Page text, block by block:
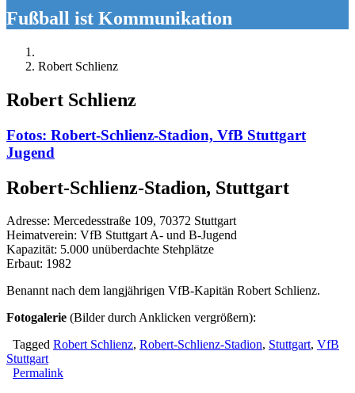
Fußball ist Kommunikation
Robert Schlienz
Robert Schlienz
Fotos: Robert-Schlienz-Stadion, VfB Stuttgart
Jugend
Robert-Schlienz-Stadion, Stuttgart
Adresse: Mercedesstraße 109, 70372 Stuttgart
Heimatverein: VfB Stuttgart A- und B-Jugend
Kapazität: 5.000 unüberdachte Stehplätze
Erbaut: 1982
Benannt nach dem langjährigen VfB-Kapitän Robert Schlienz.
Fotogalerie (Bilder durch Anklicken vergrößern):
Tagged Robert Schlienz, Robert-Schlienz-Stadion, Stuttgart, VfB
Stuttgart
Permalink